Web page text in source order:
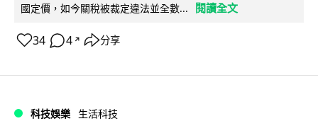
國定價，如今關稅被裁定違法並全數...
閱讀全文
34 4 ↗ 分享
科技娛樂 生活科技